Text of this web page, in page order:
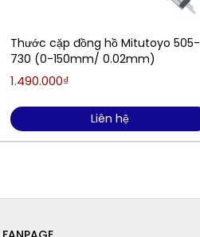
Thước cặp đồng hồ Mitutoyo 505-
730 (0-150mm/ 0.02mm)
1.490.000₫
Liên hệ